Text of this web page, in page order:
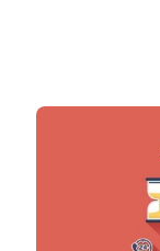
Company
ログイン